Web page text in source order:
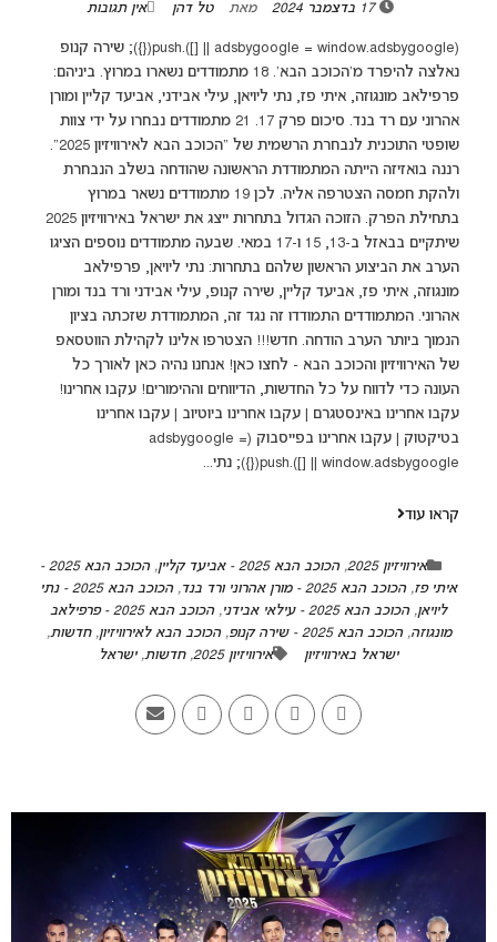
17 בדצמבר 2024 מאת טל דהן אין תגובות
(adsbygoogle = window.adsbygoogle || []).push({}); שירה קנופ
נאלצה להיפרד מ'הכוכב הבא'. 18 מתמודדים נשארו במרוץ. ביניהם:
פרפילאב מונגוזה, איתי פז, נתי ליויאן, עילי אבידני, אביעד קליין ומורן
אהרוני עם רד בנד. סיכום פרק 17. 21 מתמודדים נבחרו על ידי צוות
שופטי התוכנית לנבחרת הרשמית של "הכוכב הבא לאירוויזיון 2025".
רננה בואזיזה הייתה המתמודדת הראשונה שהודחה בשלב הנבחרת
ולהקת חמסה הצטרפה אליה. לכן 19 מתמודדים נשאר במרוץ
בתחילת הפרק. הזוכה הגדול בתחרות ייצג את ישראל באירוויזיון 2025
שיתקיים בבאזל ב-13, 15 ו-17 במאי. שבעה מתמודדים נוספים הציגו
הערב את הביצוע הראשון שלהם בתחרות: נתי ליויאן, פרפילאב
מונגוזה, איתי פז, אביעד קליין, שירה קנופ, עילי אבידני ורד בנד ומורן
אהרוני. המתמודדים התמודדו זה נגד זה, המתמודדת שזכתה בציון
הנמוך ביותר הערב הודחה. חדש!!! הצטרפו אלינו לקהילת הווטסאפ
של האירוויזיון והכוכב הבא - לחצו כאן! אנחנו נהיה כאן לאורך כל
העונה כדי לדווח על כל החדשות, הדיווחים וההימורים! עקבו אחרינו!
עקבו אחרינו באינסטגרם | עקבו אחרינו ביוטיוב | עקבו אחרינו
בטיקטוק | עקבו אחרינו בפייסבוק (adsbygoogle =
window.adsbygoogle || []).push({}); נתי...
קראו עוד
אירוויזיון 2025 ,הכוכב הבא 2025 - אביעד קליין ,
הכוכב הבא 2025 -
איתי פז,הכוכב הבא 2025 - מורן אהרוני ורד בנד ,
הכוכב הבא 2025 - נתי
ליויאן,הכוכב הבא 2025 - עילאי אבידני ,
הכוכב הבא 2025 - פרפילאב
מונגוזה,הכוכב הבא 2025 - שירה קנופ ,הכוכב הבא לאירוויזיון,חדשות,
ישראל באירוויזיון
אירוויזיון 2025 ,חדשות,ישראל